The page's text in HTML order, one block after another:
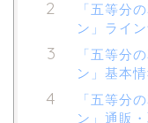
「五等分
ン」ライ
「五等分
ン」基本
「五等分
ン」通販